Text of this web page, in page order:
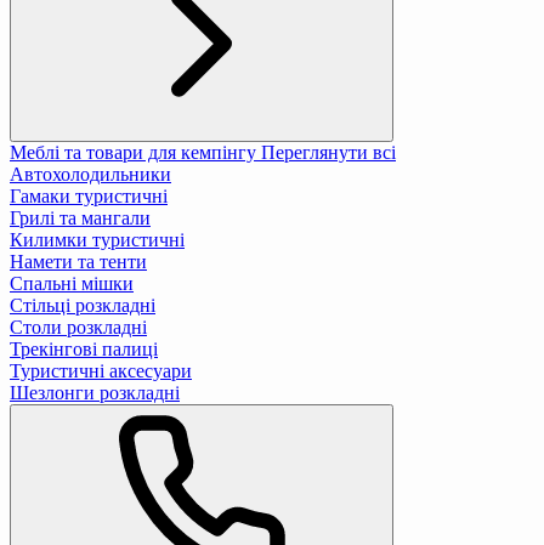
Меблі та товари для кемпінгу Переглянути всі
Автохолодильники
Гамаки туристичні
Грилі та мангали
Килимки туристичні
Намети та тенти
Спальні мішки
Стільці розкладні
Столи розкладні
Трекінгові палиці
Туристичні аксесуари
Шезлонги розкладні